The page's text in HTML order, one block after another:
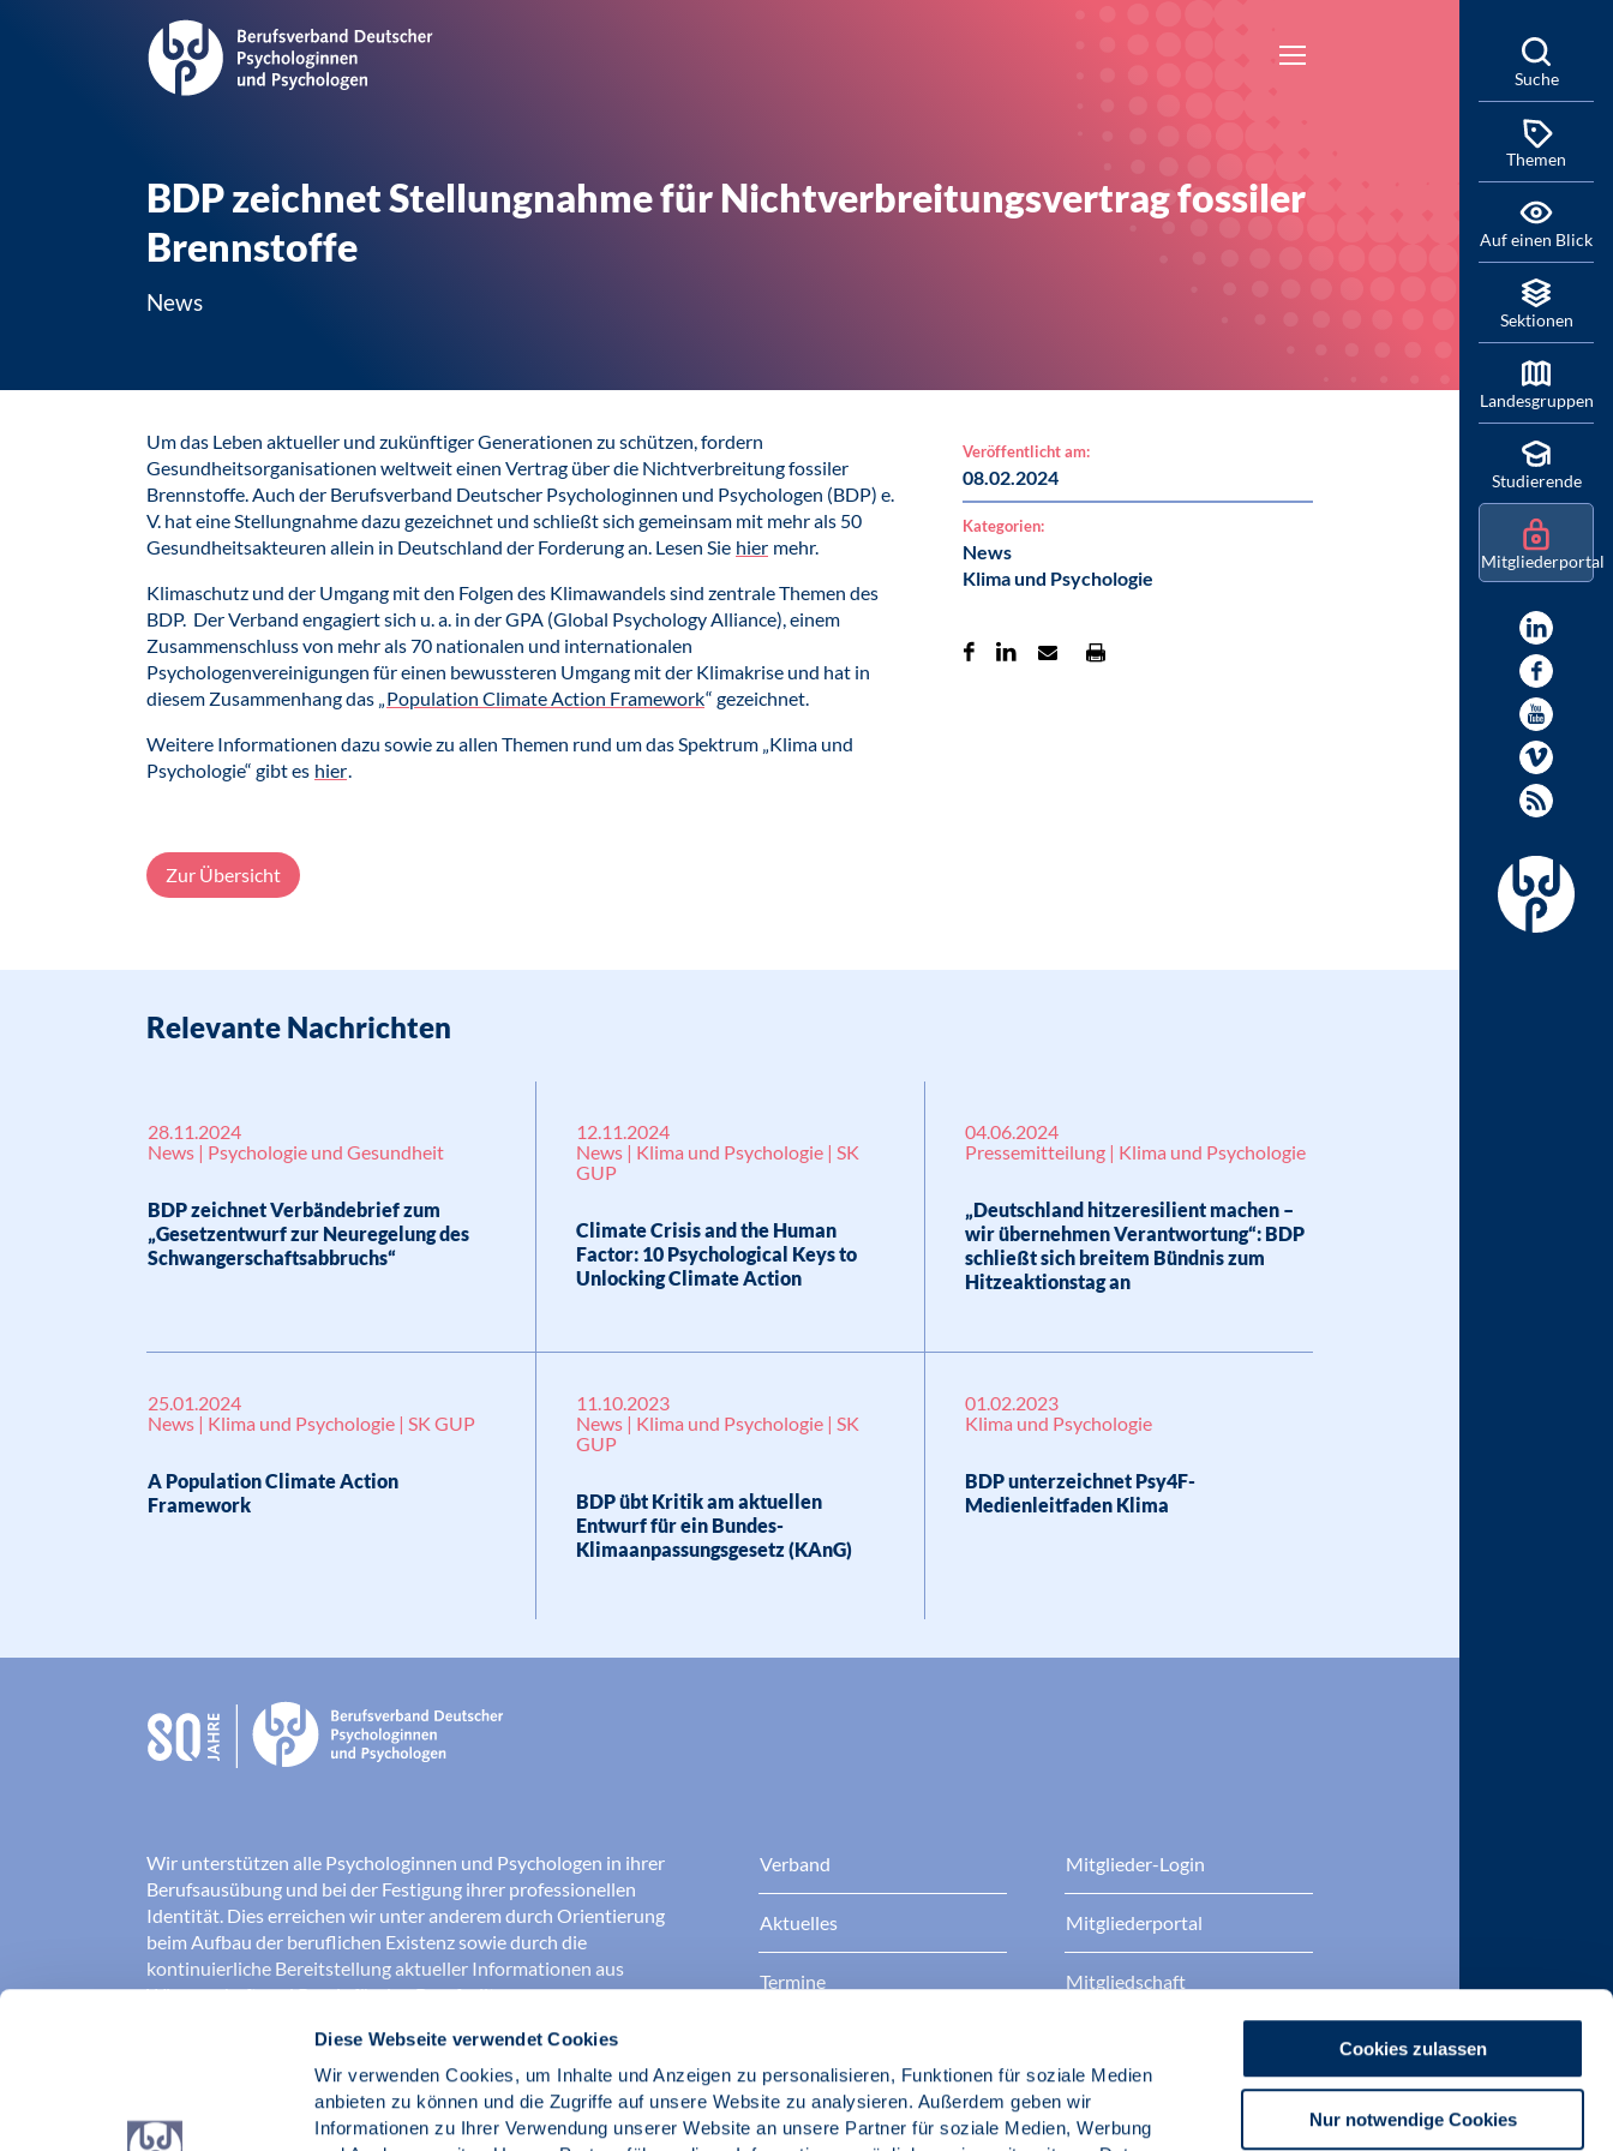
Diese Webseite verwendet Cookies
Wir verwenden Cookies, um Inhalte und Anzeigen zu personalisieren, Funktionen für soziale Medien
anbieten zu können und die Zugriffe auf unsere Website zu analysieren. Außerdem geben wir
Informationen zu Ihrer Verwendung unserer Website an unsere Partner für soziale Medien, Werbung
Cookies zulassen
Nur notwendige Cookies
BDP zeichnet Stellungnahme für Nichtverbreitungsvertrag fossiler
Brennstoffe
News
Um das Leben aktueller und zukünftiger Generationen zu schützen, fordern
Gesundheitsorganisationen weltweit einen Vertrag über die Nichtverbreitung fossiler
Brennstoffe. Auch der Berufsverband Deutscher Psychologinnen und Psychologen (BDP) e.
V. hat eine Stellungnahme dazu gezeichnet und schließt sich gemeinsam mit mehr als 50
Gesundheitsakteuren allein in Deutschland der Forderung an. Lesen Sie hier mehr.
Klimaschutz und der Umgang mit den Folgen des Klimawandels sind zentrale Themen des
BDP. Der Verband engagiert sich u. a. in der GPA (Global Psychology Alliance), einem
Zusammenschluss von mehr als 70 nationalen und internationalen
Psychologenvereinigungen für einen bewussteren Umgang mit der Klimakrise und hat in
diesem Zusammenhang das „Population Climate Action Framework“ gezeichnet.
Weitere Informationen dazu sowie zu allen Themen rund um das Spektrum „Klima und
Psychologie“ gibt es hier.
Veröffentlicht am:
08.02.2024
Kategorien:
News
Klima und Psychologie
Zur Übersicht
Relevante Nachrichten
28.11.2024
News | Psychologie und Gesundheit
BDP zeichnet Verbändebrief zum
„Gesetzentwurf zur Neuregelung des
Schwangerschaftsabbruchs“
12.11.2024
News | Klima und Psychologie | SK
GUP
Climate Crisis and the Human
Factor: 10 Psychological Keys to
Unlocking Climate Action
04.06.2024
Pressemitteilung | Klima und Psychologie
„Deutschland hitzeresilient machen –
wir übernehmen Verantwortung“: BDP
schließt sich breitem Bündnis zum
Hitzeaktionstag an
25.01.2024
News | Klima und Psychologie | SK GUP
A Population Climate Action
Framework
11.10.2023
News | Klima und Psychologie | SK
GUP
BDP übt Kritik am aktuellen
Entwurf für ein Bundes-
Klimaanpassungsgesetz (KAnG)
01.02.2023
Klima und Psychologie
BDP unterzeichnet Psy4F-
Medienleitfaden Klima
Wir unterstützen alle Psychologinnen und Psychologen in ihrer
Berufsausübung und bei der Festigung ihrer professionellen
Identität. Dies erreichen wir unter anderem durch Orientierung
beim Aufbau der beruflichen Existenz sowie durch die
kontinuierliche Bereitstellung aktueller Informationen aus
Wissenschaft und Praxis für den Berufsalltag.
Wir erschließen und sichern Berufsfelder und sorgen dafür, dass
Erkenntnisse der Psychologie kompetent und verantwortungsvoll
umgesetzt werden. Darüber hinaus stärken wir das Ansehen aller
Psychologinnen und Psychologen in der Öffentlichkeit und
Verband
Aktuelles
Termine
Berufsethik
Mitglieder-Login
Mitgliederportal
Mitgliedschaft
BDP Zertifizierungen
Suche
Themen
Auf einen Blick
Sektionen
Landesgruppen
Studierende
Mitgliederportal